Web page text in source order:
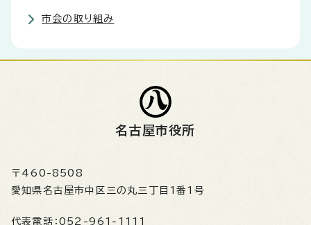
市会の取り組み
名古屋市役所
〒460-8508
愛知県名古屋市中区三の丸三丁目1番1号
代表電話： 052-961-1111